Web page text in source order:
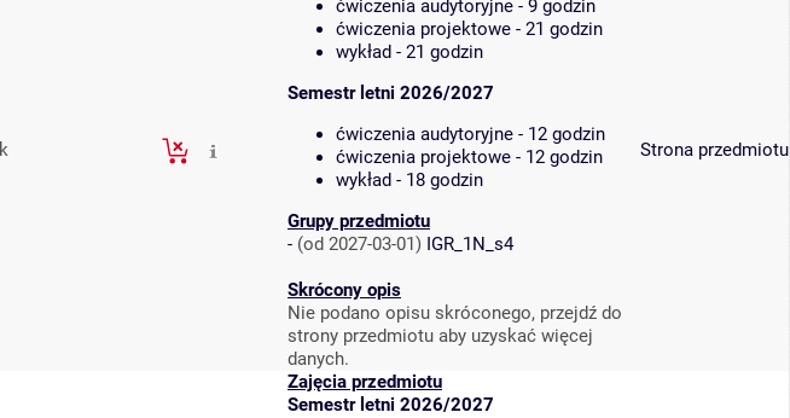
ćwiczenia audytoryjne - 9 godzin
ćwiczenia projektowe - 21 godzin
wykład - 21 godzin
Semestr letni 2026/2027
ćwiczenia audytoryjne - 12 godzin
ćwiczenia projektowe - 12 godzin
wykład - 18 godzin
Grupy przedmiotu
- (od 2027-03-01) IGR_1N_s4
Skrócony opis
Nie podano opisu skróconego, przejdź do
strony przedmiotu aby uzyskać więcej
danych.
Strona przedmiotu
Zajęcia przedmiotu
Semestr letni 2026/2027